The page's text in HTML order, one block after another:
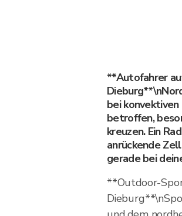
**Autofahrer
bei
betroffen,
kreuzen. Ein
anrückende
gerade bei
**Outdoor-